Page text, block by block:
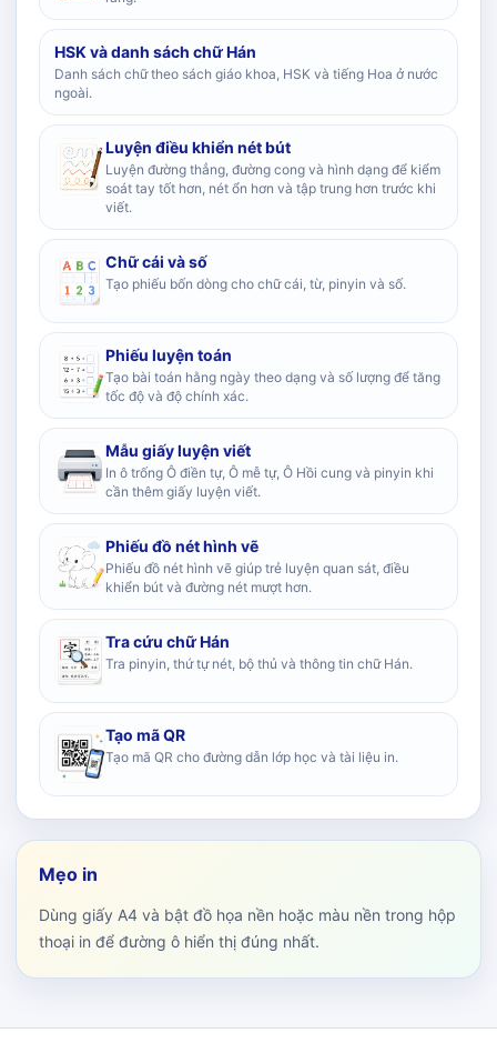
HSK và danh sách chữ Hán
Danh sách chữ theo sách giáo khoa, HSK và tiếng Hoa ở nước
ngoài.
Luyện điều khiển nét bút
Luyện đường thẳng, đường cong và hình dạng để kiểm
soát tay tốt hơn, nét ổn hơn và tập trung hơn trước khi
viết.
Chữ cái và số
Tạo phiếu bốn dòng cho chữ cái, từ, pinyin và số.
Phiếu luyện toán
Tạo bài toán hằng ngày theo dạng và số lượng để tăng
tốc độ và độ chính xác.
Mẫu giấy luyện viết
In ô trống Ô điền tự, Ô mễ tự, Ô Hồi cung và pinyin khi
cần thêm giấy luyện viết.
Phiếu đồ nét hình vẽ
Phiếu đồ nét hình vẽ giúp trẻ luyện quan sát, điều
khiển bút và đường nét mượt hơn.
Tra cứu chữ Hán
Tra pinyin, thứ tự nét, bộ thủ và thông tin chữ Hán.
Tạo mã QR
Tạo mã QR cho đường dẫn lớp học và tài liệu in.
Mẹo in
Dùng giấy A4 và bật đồ họa nền hoặc màu nền trong hộp
thoại in để đường ô hiển thị đúng nhất.